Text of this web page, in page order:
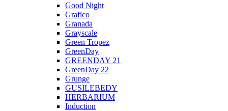
Good Night
Grafico
Granada
Grayscale
Green Tropez
GreenDay
GREENDAY 21
GreenDay 22
Grunge
GUSILEBEDY
HERBARIUM
Induction